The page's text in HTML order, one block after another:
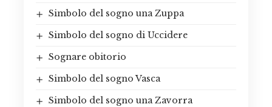
Simbolo del sogno una Zuppa
Simbolo del sogno di Uccidere
Sognare obitorio
Simbolo del sogno Vasca
Simbolo del sogno una Zavorra